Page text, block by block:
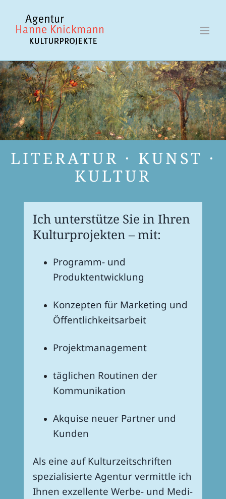
springen
LITERATUR · KUNST ·
KULTUR
Ich unter­stütze Sie in Ihren
Kultur­pro­jek­ten – mit:
Programm- und
Produktentwicklung
Konzep­ten für Marke­ting und
Öffentlichkeitsarbeit
Projekt­ma­nage­ment
tägli­chen Routi­nen der
Kommunikation
Akquise neuer Part­ner und
Kunden
Als eine auf Kultur­zeit­schriften
spezia­li­sierte Agen­tur vermittle ich
Ihnen exzel­lente Werbe- und Medi­